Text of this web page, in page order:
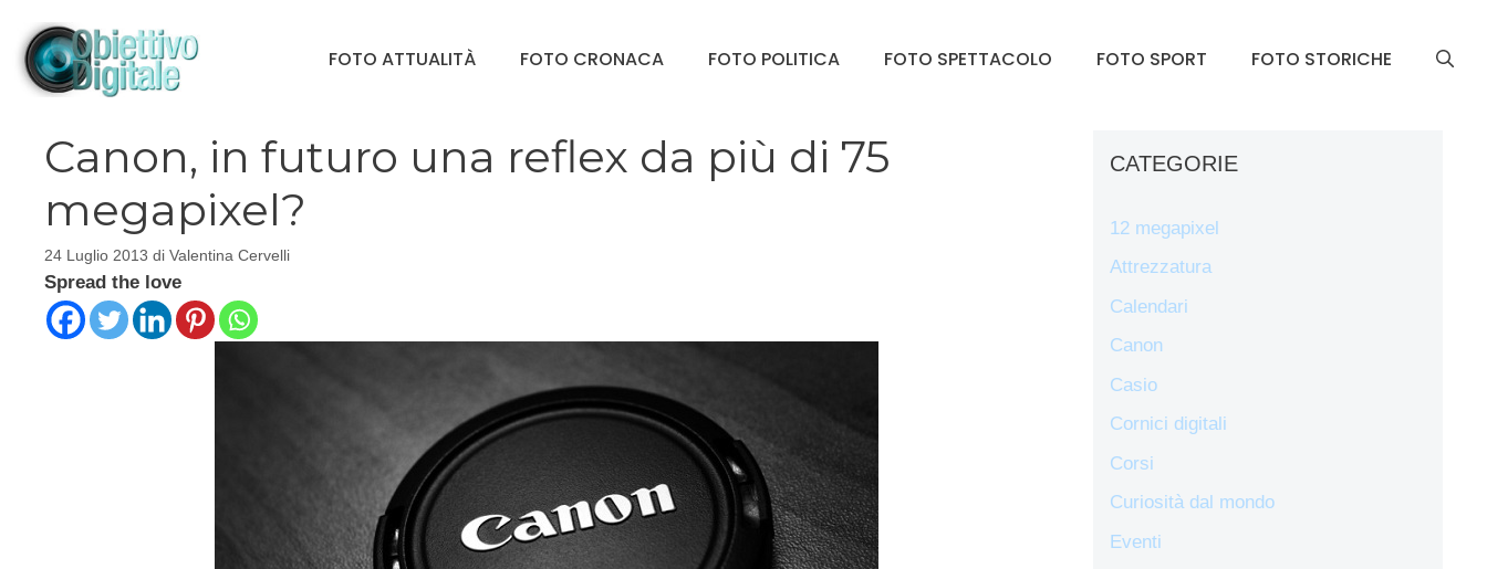
contenuto
FOTO ATTUALITÀ FOTO CRONACA FOTO POLITICA FOTO SPETTACOLO FOTO SPORT FOTO STORICHE
Canon, in futuro una reflex da più di 75
megapixel?
24 Luglio 2013 di Valentina Cervelli
Spread the love
CATEGORIE
12 megapixel
Attrezzatura
Calendari
Canon
Casio
Cornici digitali
Corsi
Curiosità dal mondo
Eventi